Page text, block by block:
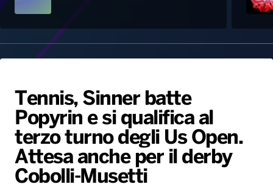
Palinsesto
Hit Dance
Giochi&Concorsi
PALATOUR
Notizie
Locali
Musica e Spettacolo
Sport
Radio Norba Consiglia
Playlist
Generale
Novità
Notiziario
Interviste
Oroscopo
Gallery
Radio Norba News TV
Voce al Bari
Battiti Live 2026
Tennis, Sinner batte
Popyrin e si qualifica al
terzo turno degli Us Open.
Attesa anche per il derby
Cobolli-Musetti